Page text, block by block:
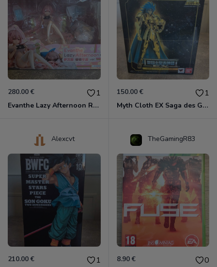
280.00 € 1
Evanthe Lazy Afternoon Red Pride of Eden
150.00 € 1
Myth Cloth EX Saga des Gémeaux
Alexcvt
210.00 € 1
TheGamingR83
8.90 € 0